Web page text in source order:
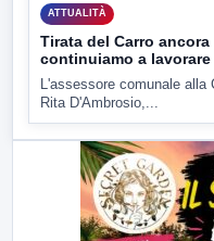
ATTUALITÀ
Tirata del Carro
continuiamo a lavorare
L'assessore comunale alla
Rita D'Ambrosio,...